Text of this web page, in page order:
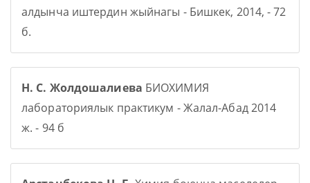
алдынча иштердин жыйнагы - Бишкек, 2014, - 72
б.
Н. С. Жолдошалиева БИОХИМИЯ
лабораториялык практикум - Жалал-Абад 2014
ж. - 94 б